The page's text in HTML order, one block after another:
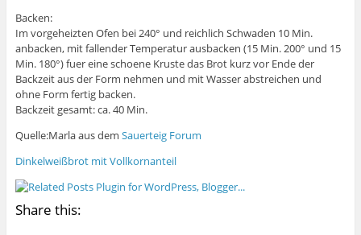
Backen:
Im vorgeheizten Ofen bei 240° und reichlich Schwaden 10 Min.
anbacken, mit fallender Temperatur ausbacken (15 Min. 200° und 15
Min. 180°) fuer eine schoene Kruste das Brot kurz vor Ende der
Backzeit aus der Form nehmen und mit Wasser abstreichen und
ohne Form fertig backen.
Backzeit gesamt: ca. 40 Min.
Quelle:Marla aus dem Sauerteig Forum
Dinkelweißbrot mit Vollkornanteil
Share this: